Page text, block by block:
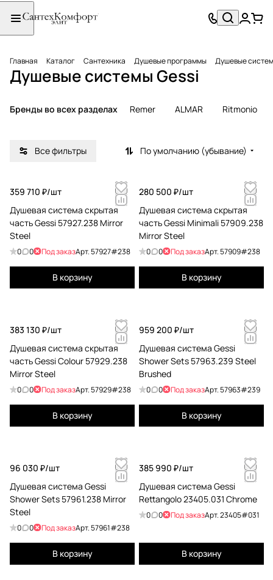
Главная Каталог Сантехника Душевые программы Душевые
Душевые системы Gessi
Бренды во всех разделах Remer ALMAR Ritmonio
Все фильтры По умолчанию (убывание)
359 710 ₽/шт
Душевая система скрытая
часть Gessi 57927.238 Mirror
Steel
0 0 Под заказАрт.57927#238
В корзину
280 500 ₽/шт
Душевая система скрытая
часть Gessi Minimali 57909.238
Mirror Steel
0 0 Под заказАрт.57909#238
В корзину
383 130 ₽/шт
Душевая система скрытая
часть Gessi Colour 57929.238
Mirror Steel
0 0 Под заказАрт.57929#238
В корзину
959 200 ₽/шт
Душевая система Gessi
Shower Sets 57963.239 Steel
Brushed
0 0 Под заказАрт.57963#239
В корзину
96 030 ₽/шт
Душевая система Gessi
Shower Sets 57961.238 Mirror
Steel
0 0 Под заказАрт.57961#238
В корзину
385 990 ₽/шт
Душевая система Gessi
Rettangolo 23405.031 Chrome
0 0 Под заказАрт.23405#031
В корзину